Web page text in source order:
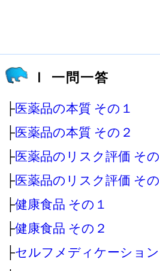
Ⅰ 一問一答
├医薬品の本質 その１
├医薬品の本質 その２
├医薬品のリスク評価 その
├医薬品のリスク評価 その
├健康食品 その１
├健康食品 その２
├セルフメディケーション